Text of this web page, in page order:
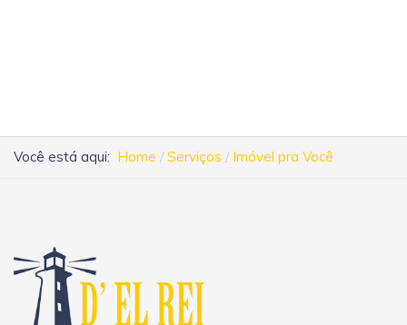
Você está aqui: Home Serviços Imóvel pra Você